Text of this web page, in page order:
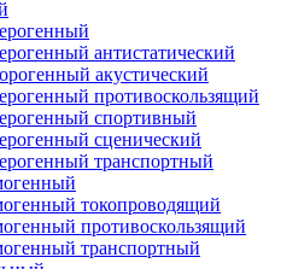
антистатический
акустический
противоскользящий
спортивный
сценический
транспортный
токопроводящий
противоскользящий
транспортный